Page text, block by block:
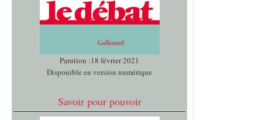
Parution :18 février 2021
Disponible en version numérique
Savoir pour pouvoir